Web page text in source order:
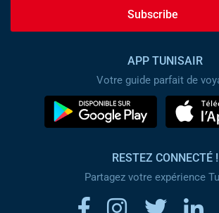
Subscribe
APP TUNISAIR
Votre guide parfait de
RESTEZ CONNECTÉ !
Partagez votre expérience